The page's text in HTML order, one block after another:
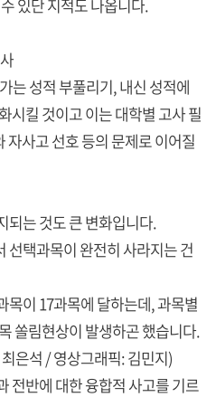
있단 지적도 나옵니다.
는 성적 부풀리기, 내신 성적에
시킬 것이고 이는 대학별 고사 필
자사고 선호 등의 문제로 이어질
되는 것도 큰 변화입니다.
선택과목이 완전히 사라지는 건
목이 17과목에 달하는데, 과목별
쏠림현상이 발생하곤 했습니다.
은석 / 영상그래픽: 김민지)
전반에 대한 융합적 사고를 기르